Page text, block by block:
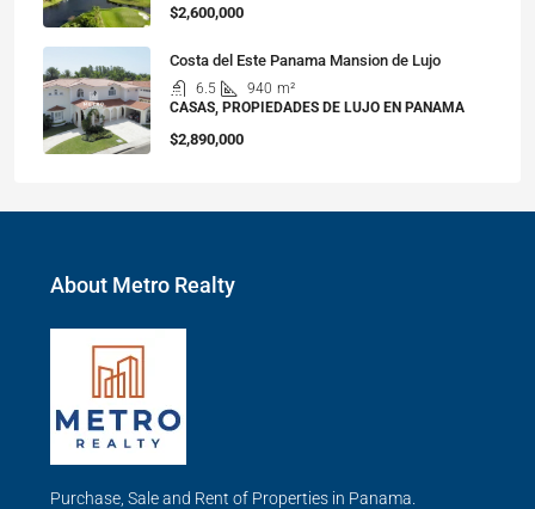
$2,600,000
Costa del Este Panama Mansion de Lujo
6.5 940 m²
CASAS, PROPIEDADES DE LUJO EN PANAMA
$2,890,000
About Metro Realty
Purchase, Sale and Rent of Properties in Panama.